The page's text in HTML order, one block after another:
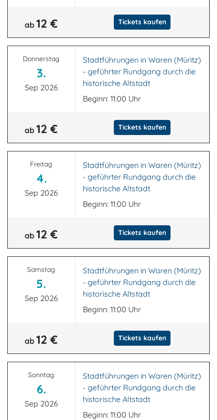
ab12 € Tickets kaufen
Donnerstag
3.
Sep 2026
Stadtführungen in Waren (Müritz)
- geführter Rundgang durch die
historische Altstadt
Beginn: 11:00 Uhr
ab12 € Tickets kaufen
Freitag
4.
Sep 2026
Stadtführungen in Waren (Müritz)
- geführter Rundgang durch die
historische Altstadt
Beginn: 11:00 Uhr
ab12 € Tickets kaufen
Samstag
5.
Sep 2026
Stadtführungen in Waren (Müritz)
- geführter Rundgang durch die
historische Altstadt
Beginn: 11:00 Uhr
ab12 € Tickets kaufen
Sonntag
6.
Sep 2026
Stadtführungen in Waren (Müritz)
- geführter Rundgang durch die
historische Altstadt
Beginn: 11:00 Uhr